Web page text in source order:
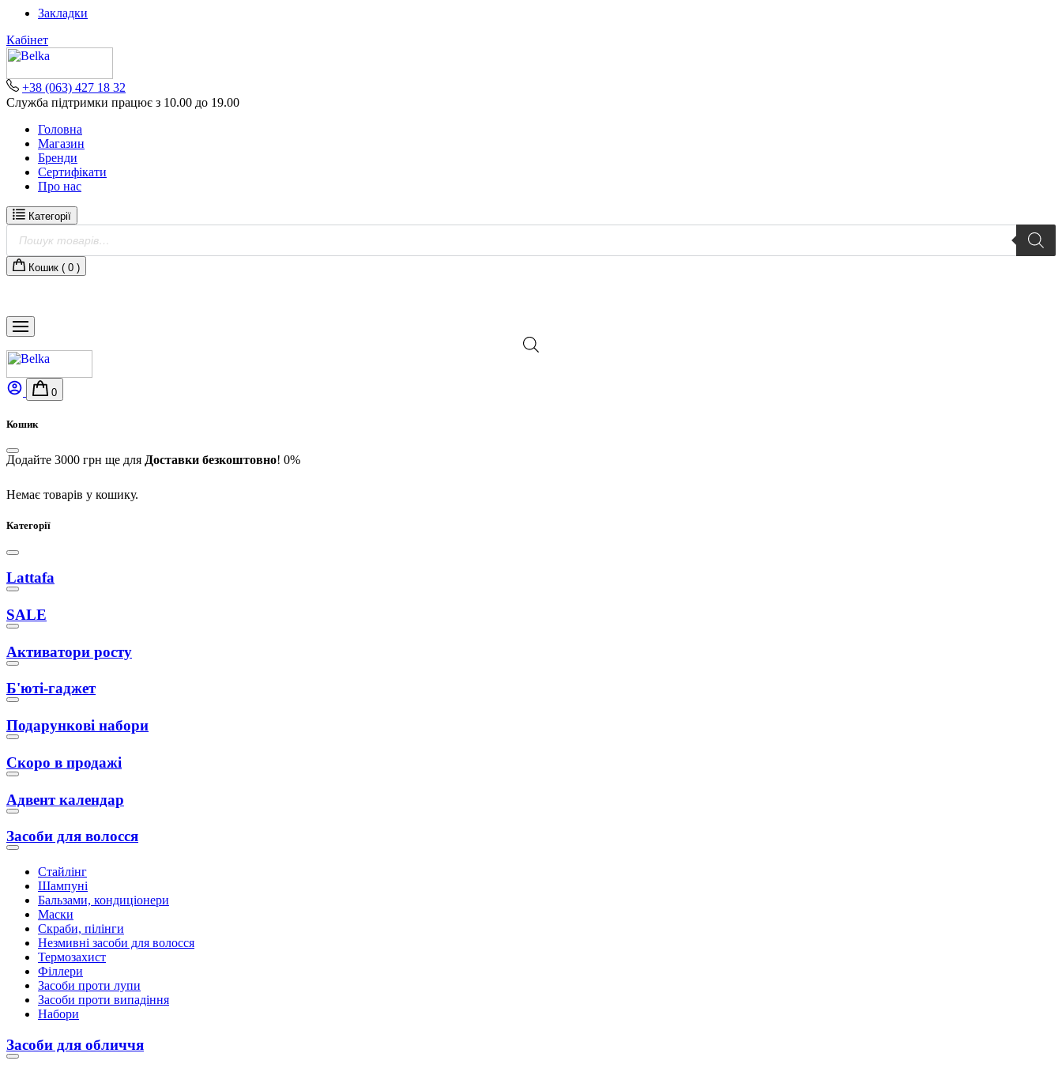
Skip
content
Закладки
Кабінет
+38 (063) 427 18 32
Служба підтримки працює з 10.00 до 19.00
Головна
Магазин
Бренди
Сертифікати
Про нас
Категорії
Пошук
товарів
Кошик ( 0 )
0
Кошик
Додайте 3000 грн ще для Доставки безкоштовно! 0%
Немає товарів у кошику.
Категорії
Lattafa
SALE
Активатори росту
Б'юті-гаджет
Подарункові набори
Скоро в продажі
Адвент календар
Засоби для волосся
Стайлінг
Шампуні
Бальзами, кондиціонери
Маски
Скраби, пілінги
Незмивні засоби для волосся
Термозахист
Філлери
Засоби проти лупи
Засоби проти випадіння
Набори
Засоби для обличчя